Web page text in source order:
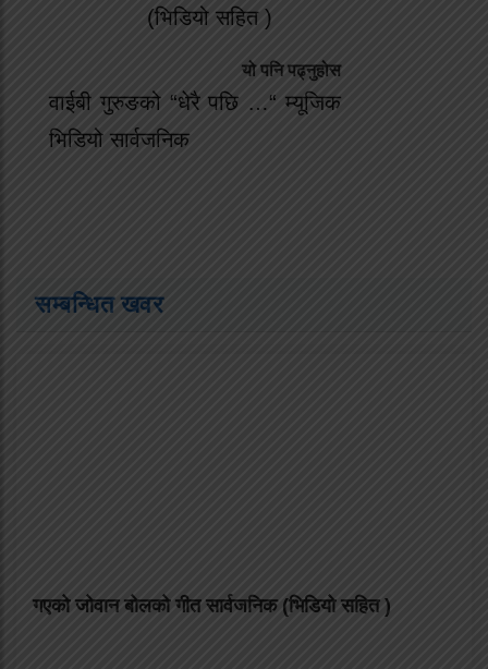
(भिडियो सहित )
यो पनि पढ्नुहोस
वाईबी गुरुङको “धेरै पछि …“ म्यूजिक
भिडियो सार्वजनिक
सम्बन्धित खवर
गएको जोवान बोलको गीत सार्वजनिक (भिडियो सहित )